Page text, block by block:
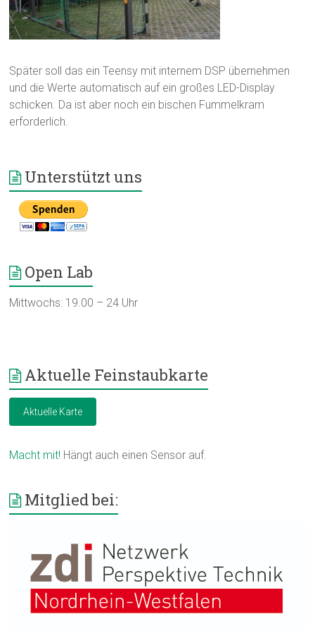
Später soll das ein Teensy mit internem DSP übernehmen
und die Werte automatisch auf ein großes LED-Display
schicken. Da ist aber noch ein bischen Fummelkram
erforderlich.
Unterstützt uns
Open Lab
Mittwochs: 19.00 – 24 Uhr
Aktuelle Feinstaubkarte
Aktuelle Karte
Macht mit! Hängt auch einen Sensor auf.
Mitglied bei: